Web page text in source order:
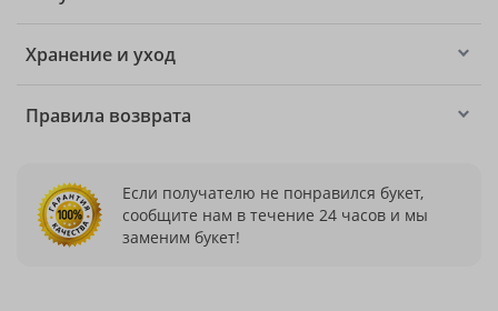
Хранение и уход
Правила возврата
Если получателю не понравился букет,
сообщите нам в течение 24 часов и мы
заменим букет!